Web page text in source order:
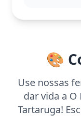
dinâmico.🎨
Use nossas
dar vida a O
Tartaruga!